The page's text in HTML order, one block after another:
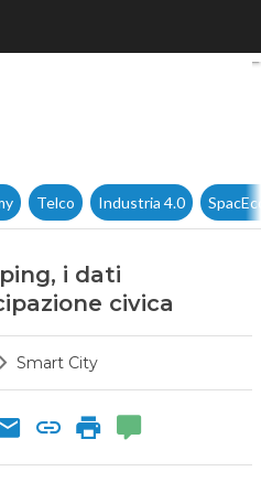
mapping, i
Telco Industria 4.0
i dati
civica
Smart City